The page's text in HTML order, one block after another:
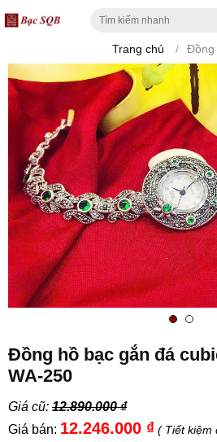
Trang chủ / Đồng
Đồng hồ bạc gắn đá
WA-250
Giá cũ: 12.890.000 ₫
Giá bán: 12.246.000 ₫ ( Tiết kiệm